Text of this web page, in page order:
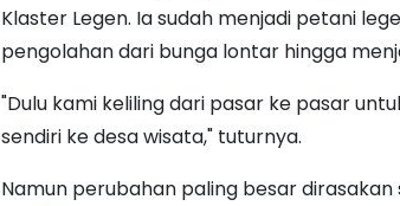
Klaster Legen. Ia sudah menjadi petani
pengolahan dari bunga lontar hingga
"Dulu kami keliling dari pasar ke pasar
sendiri ke desa wisata," tuturnya.
Namun perubahan paling besar